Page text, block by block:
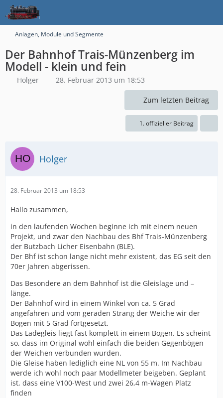
Anlagen, Module und Segmente
Der Bahnhof Trais-Münzenberg im
Modell - klein und fein
Holger 28. Februar 2013 um 18:53
Zum letzten Beitrag
1. offizieller Beitrag
Holger
28. Februar 2013 um 18:53
Hallo zusammen,
in den laufenden Wochen beginne ich mit einem neuen
Projekt, und zwar den Nachbau des Bhf Trais-Münzenberg
der Butzbach Licher Eisenbahn (BLE).
Der Bhf ist schon lange nicht mehr existent, das EG seit den
70er Jahren abgerissen.
Das Besondere an dem Bahnhof ist die Gleislage und –
länge.
Der Bahnhof wird in einem Winkel von ca. 5 Grad
angefahren und vom geraden Strang der Weiche wir der
Bogen mit 5 Grad fortgesetzt.
Das Ladegleis liegt fast komplett in einem Bogen. Es scheint
so, dass im Original wohl einfach die beiden Gegenbögen
der Weichen verbunden wurden.
Die Gleise haben lediglich eine NL von 55 m. Im Nachbau
werde ich wohl noch paar Modellmeter beigeben. Geplant
ist, dass eine V100-West und zwei 26,4 m-Wagen Platz
finden